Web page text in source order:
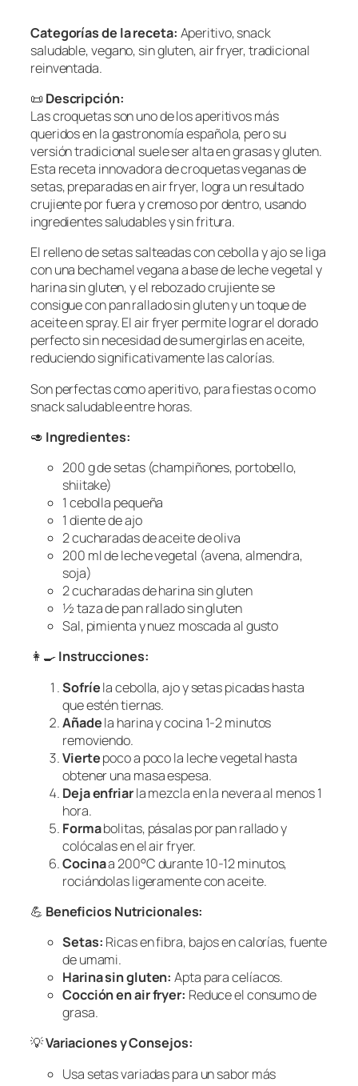
Categorías de la receta: Aperitivo, snack
saludable, vegano, sin gluten, air fryer, tradicional
reinventada.
📜Descripción:
Las croquetas son uno de los aperitivos más
queridos en la gastronomía española, pero su
versión tradicional suele ser alta en grasas y gluten.
Esta receta innovadora de croquetas veganas de
setas, preparadas en air fryer, logra un resultado
crujiente por fuera y cremoso por dentro, usando
ingredientes saludables y sin fritura.
El relleno de setas salteadas con cebolla y ajo se liga
con una bechamel vegana a base de leche vegetal y
harina sin gluten, y el rebozado crujiente se
consigue con pan rallado sin gluten y un toque de
aceite en spray. El air fryer permite lograr el dorado
perfecto sin necesidad de sumergirlas en aceite,
reduciendo significativamente las calorías.
Son perfectas como aperitivo, para fiestas o como
snack saludable entre horas.
🥑 Ingredientes:
200 g de setas (champiñones, portobello,
shiitake)
1 cebolla pequeña
1 diente de ajo
2 cucharadas de aceite de oliva
200 ml de leche vegetal (avena, almendra,
soja)
2 cucharadas de harina sin gluten
½ taza de pan rallado sin gluten
Sal, pimienta y nuez moscada al gusto
👩‍🍳Instrucciones:
Sofríela cebolla, ajo y setas picadas hasta
que estén tiernas.
Añadela harina y cocina 1-2 minutos
removiendo.
Viertepoco a poco la leche vegetal hasta
obtener una masa espesa.
Deja enfriarla mezcla en la nevera al menos 1
hora.
Formabolitas, pásalas por pan rallado y
colócalas en el air fryer.
Cocinaa 200°C durante 10-12 minutos,
rociándolas ligeramente con aceite.
💪 Beneficios Nutricionales:
Setas: Ricas en fibra, bajos en calorías, fuente
de umami.
Harina sin gluten: Apta para celíacos.
Cocción en air fryer: Reduce el consumo de
grasa.
💡Variaciones y Consejos:
Usa setas variadas para un sabor más